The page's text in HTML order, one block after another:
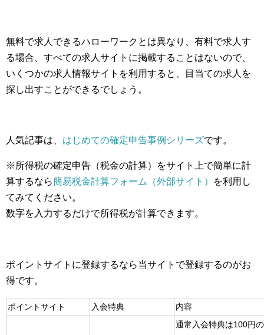
無料で求人できるハローワークとは異なり、有料で求人す
る場合、すべての求人サイトに掲載することはないので、
いくつかの求人情報サイトを利用すると、目当ての求人を
探し出すことができるでしょう。
人気記事は、 はじめての確定申告事例シリーズです。
※所得税の確定申告（税金の計算）をサイト上で簡単に計
算するなら簡易税金計算フォーム（外部サイト）
を利用し
てみてください。
数字を入力するだけで所得税が計算できます。
ポイントサイトに登録するなら当サイトで登録するのがお
得です。
ポイントサイト 入会特典 内容
通常入会特典は100円